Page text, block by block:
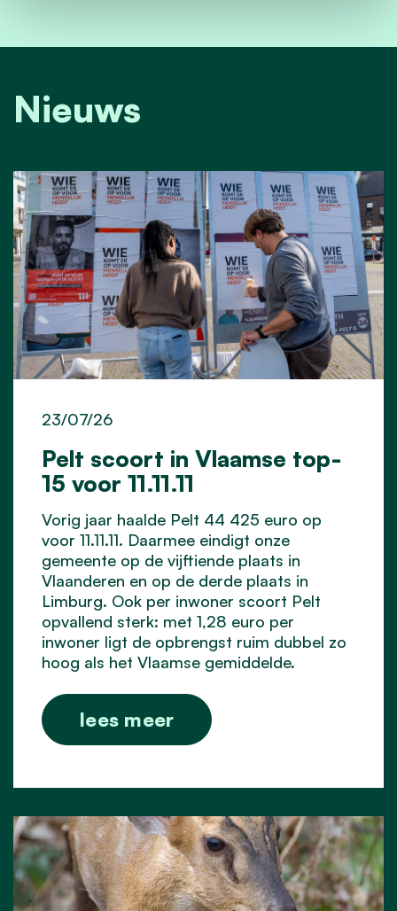
Nieuws
Pelt scoort in Vlaamse top-
15 voor 11.11.11
23/07/26
Vorig jaar haalde Pelt 44 425 euro op
voor 11.11.11. Daarmee eindigt onze
gemeente op de vijftiende plaats in
Vlaanderen en op de derde plaats in
Limburg. Ook per inwoner scoort Pelt
opvallend sterk: met 1,28 euro per
inwoner ligt de opbrengst ruim dubbel zo
hoog als het Vlaamse gemiddelde.
lees meer